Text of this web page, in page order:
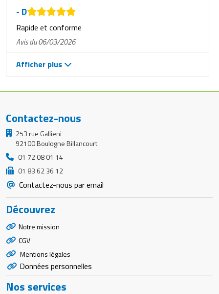
- D
Rapide et conforme
Avis du 06/03/2026
Afficher plus
Contactez-nous
253 rue Gallieni
92100 Boulogne Billancourt
01 72 08 01 14
01 83 62 36 12
Contactez-nous par email
Découvrez
Notre mission
CGV
Mentions légales
Données personnelles
Nos services